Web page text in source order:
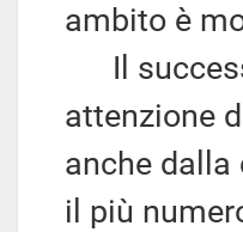
ambito è
Il
attenzione
anche dalla
il più